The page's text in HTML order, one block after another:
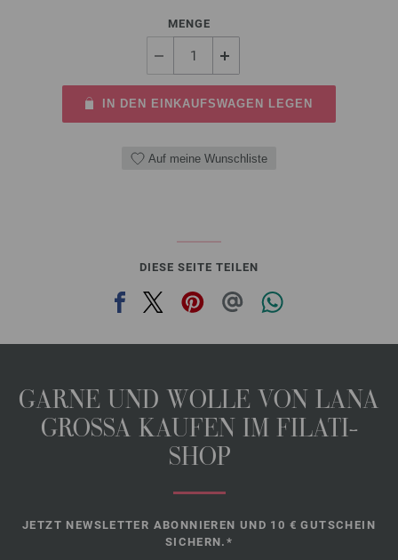
MENGE
IN DEN EINKAUFSWAGEN LEGEN
Auf meine Wunschliste
DIESE SEITE TEILEN
GARNE UND WOLLE VON LANA
GROSSA KAUFEN IM FILATI-
SHOP
JETZT NEWSLETTER ABONNIEREN UND 10 € GUTSCHEIN
SICHERN.*